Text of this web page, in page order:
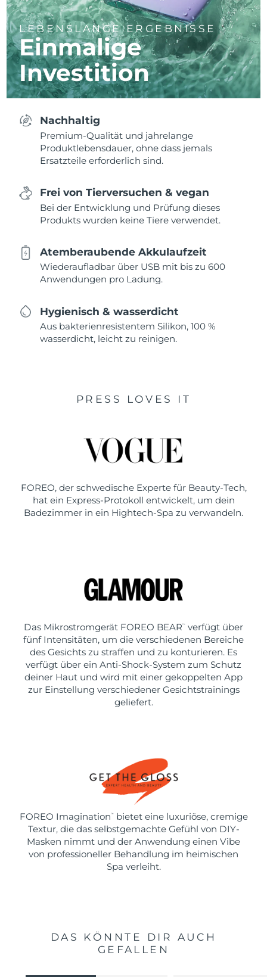
LEBENSLANGE ERGEBNISSE
Einmalige
Investition
Nachhaltig
Premium-Qualität und jahrelange
Produktlebensdauer, ohne dass jemals
Ersatzteile erforderlich sind.
Frei von Tierversuchen & vegan
Bei der Entwicklung und Prüfung dieses
Produkts wurden keine Tiere verwendet.
Atemberaubende Akkulaufzeit
Wiederaufladbar über USB mit bis zu 600
Anwendungen pro Ladung.
Hygienisch & wasserdicht
Aus bakterienresistentem Silikon, 100 %
wasserdicht, leicht zu reinigen.
PRESS LOVES IT
FOREO, der schwedische Experte für Beauty-Tech,
hat ein Express-Protokoll entwickelt, um dein
Badezimmer in ein Hightech-Spa zu verwandeln.
Das Mikrostromgerät FOREO BEAR ™
verfügt über
fünf Intensitäten, um die verschiedenen Bereiche
des Gesichts zu straffen und zu konturieren. Es
verfügt über ein Anti-Shock-System zum Schutz
deiner Haut und wird mit einer gekoppelten App
zur Einstellung verschiedener Gesichtstrainings
geliefert.
FOREO Imagination ™
bietet eine luxuriöse, cremige
Textur, die das selbstgemachte Gefühl von DIY-
Masken nimmt und der Anwendung einen Vibe
von professioneller Behandlung im heimischen
Spa verleiht.
DAS KÖNNTE DIR AUCH
GEFALLEN